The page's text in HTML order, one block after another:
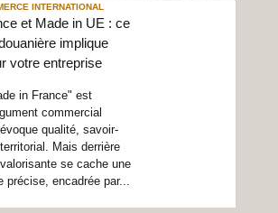
INTERNATIONAL
et Made in UE : ce
implique
votre entreprise
in France" est
commercial
qualité, savoir-
Mais derrière
se cache une
précise, encadrée par...